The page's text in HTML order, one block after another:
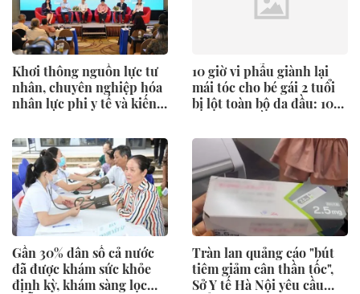
Khơi thông nguồn lực tư
nhân, chuyên nghiệp hóa
nhân lực phi y tế và kiến
10 giờ vi phẫu giành lại
mái tóc cho bé gái 2 tuổi
bị lột toàn bộ da đầu: 10
xảy ra tại Bệnh viện Việt
Gần 30% dân số cả nước
đã được khám sức khỏe
định kỳ, khám sàng lọc
Tràn lan quảng cáo "bút
tiêm giảm cân thần tốc",
Sở Y tế Hà Nội yêu cầu